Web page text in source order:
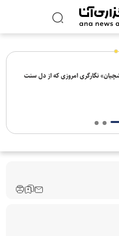
نگارگری امروزی که از دل سنت